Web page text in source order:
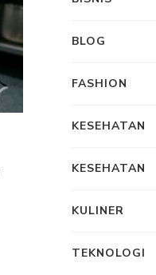
BLOG
FASHION
KESEHATAN
KESEHATAN
KULINER
TEKNOLOGI